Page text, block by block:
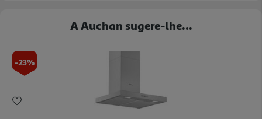
A Auchan sugere-lhe...
-23%